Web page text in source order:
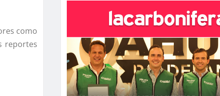
como
reportes